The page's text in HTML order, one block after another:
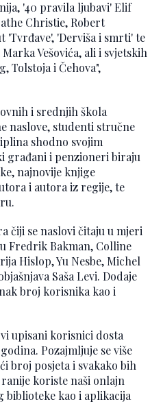
'40 pravila ljubavi' Elif
Christie, Robert
'Tvrđave', 'Derviša i smrti' te
Vešovića, ali i svjetskih
Tolstoja i Čehova",
i srednjih škola
naslove, studenti stručne
shodno svojim
građani i penzioneri biraju
najnovije knjige
i autora iz regije, te
čiji se naslovi čitaju u mjeri
Fredrik Bakman, Colline
Hislop, Yu Nesbe, Michel
Saša Levi. Dodaje
broj korisnika kao i
upisani korisnici dosta
Pozajmljuje se više
broj posjeta i svakako bih
koriste naši onlajn
biblioteke kao i aplikacija